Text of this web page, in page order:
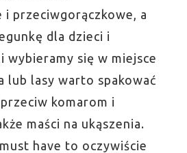
przeciwgorączkowe, a
dla dzieci i
wybieramy się w miejsce
lub lasy warto spakować
komarom i
maści na ukąszenia.
have to oczywiście